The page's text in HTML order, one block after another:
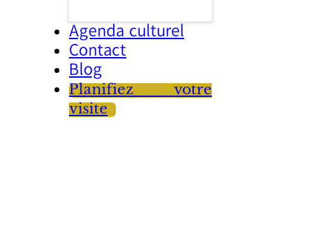
Agenda culturel
Contact
Blog
Planifiez votre
visite